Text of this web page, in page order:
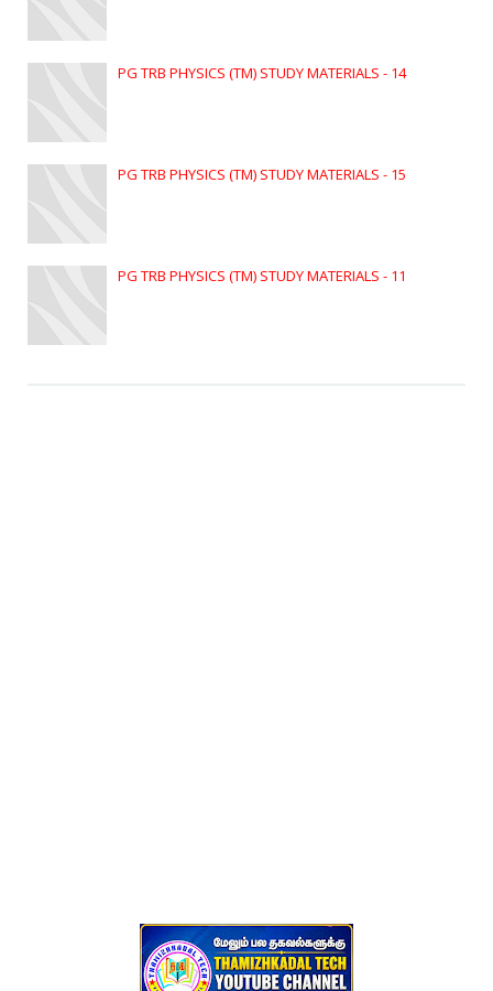
PG TRB PHYSICS (TM) STUDY MATERIALS - 14
PG TRB PHYSICS (TM) STUDY MATERIALS - 15
PG TRB PHYSICS (TM) STUDY MATERIALS - 11